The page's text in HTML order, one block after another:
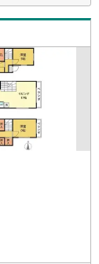
よりお気軽にお
作成します！
などWEBセミナ
、